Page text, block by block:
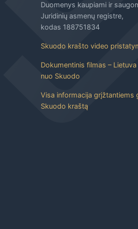
Duomenys kaupiami ir
Juridinių asmenų registre,
kodas 188751834
Skuodo krašto video
Dokumentinis filmas –
nuo Skuodo
Visa informacija grįžtantiems
Skuodo kraštą